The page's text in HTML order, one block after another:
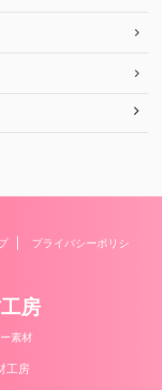
プライバシーポリシ
房
素材
工房